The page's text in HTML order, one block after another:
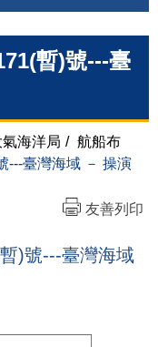
暫)號---臺
海洋局 / 航船布
---臺灣海域 － 操演
友善列印
)號---臺灣海域